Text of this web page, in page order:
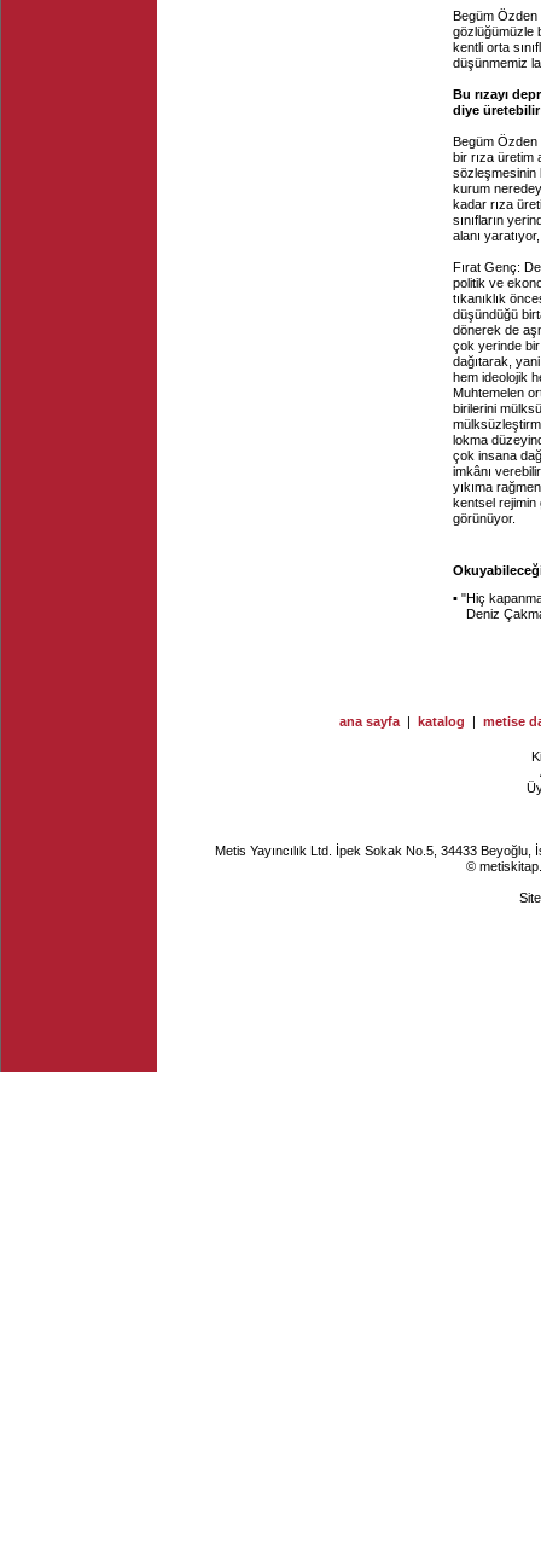
Begüm Özden
gözlüğümüzle
kentli orta
düşünmemiz
Bu rızayı
diye
Begüm Özden
bir rıza üretim
sözleşmesinin
kurum
kadar rıza
sınıfların
alanı
Fırat Genç:
politik ve
tıkanıklık
düşündüğü
dönerek de
çok yerinde bir
dağıtarak,
hem ideolojik
Muhtemelen
birilerini
lokma
çok insana
imkânı
yıkıma
kentsel rejimin
görünüyor.
▪ "Hiç
Deniz
ana sayfa | katalog | metise
Metis Yayıncılık Ltd. İpek Sokak No.5, 34433
©